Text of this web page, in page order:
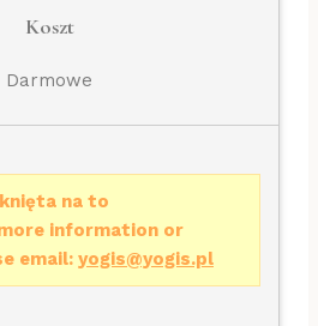
Koszt
Darmowe
na to
information or
email: yogis@yogis.pl